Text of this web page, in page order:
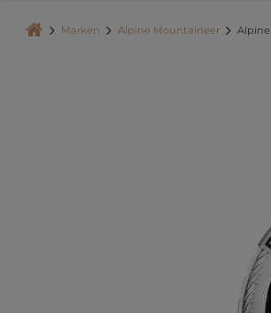
Marken Alpine Mountaineer Alpine